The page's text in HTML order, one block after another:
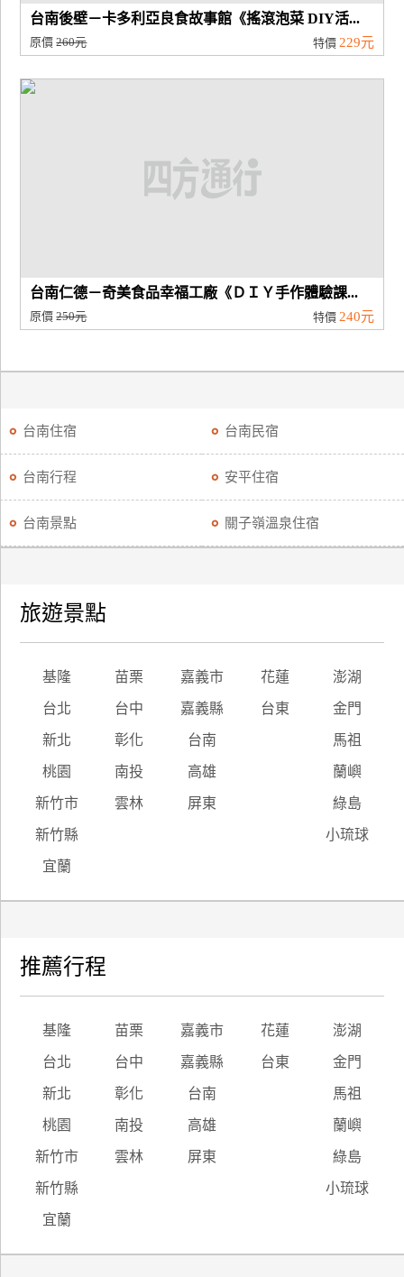
台南後壁－卡多利亞良食故事館《搖滾泡菜 DIY活...
原價260元 特價 229元
台南仁德－奇美食品幸福工廠《ＤＩＹ手作體驗課...
原價250元 特價 240元
台南住宿 台南民宿
台南行程 安平住宿
台南景點 關子嶺溫泉住宿
旅遊景點
基隆 苗栗 嘉義市 花蓮 澎湖
台北 台中 嘉義縣 台東 金門
新北 彰化 台南 馬祖
桃園 南投 高雄 蘭嶼
新竹市 雲林 屏東 綠島
新竹縣 小琉球
宜蘭
推薦行程
基隆 苗栗 嘉義市 花蓮 澎湖
台北 台中 嘉義縣 台東 金門
新北 彰化 台南 馬祖
桃園 南投 高雄 蘭嶼
新竹市 雲林 屏東 綠島
新竹縣 小琉球
宜蘭